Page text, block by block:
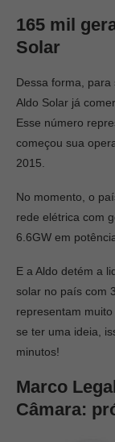
165 mil
Solar
Dessa forma,
Aldo Solar já
Esse número
começou sua
2015.
No momento, o
rede elétrica com
6.6GW em
E a Aldo detém a
solar no país com
representam
se ter uma ideia,
minutos!
Marco
Câmara: